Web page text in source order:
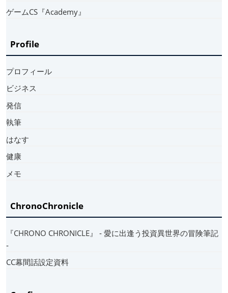
ゲームCS『Academy』
Profile
プロフィール
ビジネス
発信
執筆
はなす
健康
メモ
ChronoChronicle
『CHRONO CHRONICLE』 ‐ 愛に出逢う投資異世界の冒険筆記
‐
CC幕間話設定資料